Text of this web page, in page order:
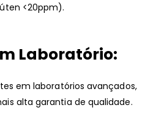
<20ppm).
Laboratório:
em laboratórios avançados,
alta garantia de qualidade.